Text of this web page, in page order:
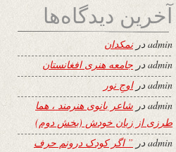
آخرین دیدگاه‌ها
adminدرنمکدان
adminدر جامعه هنری افغانستان
adminدراوجِ نور
adminدر شاعر بانوی هنرمند ، هما
طرزی از زبان خودش (بخش دوم)
adminدر ” اگر کودک درونم حرف